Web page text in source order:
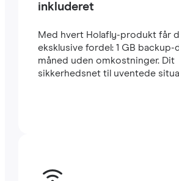
inkluderet
Med hvert Holafly-produkt får
eksklusive fordel: 1 GB backup-
måned uden omkostninger. Dit
sikkerhedsnet til uventede